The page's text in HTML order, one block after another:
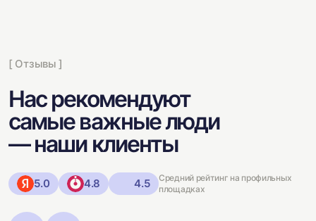
[ Отзывы ]
Нас рекомендуют
самые важные люди
— наши клиенты
5.0 4.8 4.5
Средний рейтинг на профильных
площадках